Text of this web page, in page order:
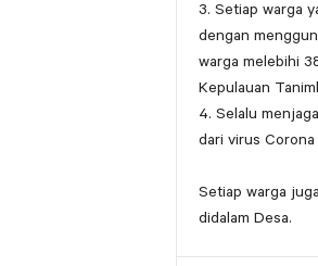
3. Setiap warga
dengan
warga melebihi
Kepulauan
4. Selalu
dari virus Corona
Setiap warga
didalam Desa.